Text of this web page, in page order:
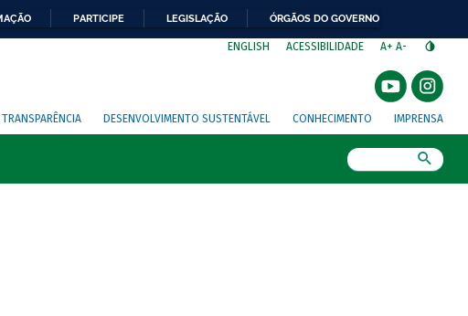
PARTICIPE LEGISLAÇÃO ÓRGÃOS DO GOVERNO
ENGLISH ACESSIBILIDADE A+ A-
TRANSPARÊNCIA DESENVOLVIMENTO SUSTENTÁVEL CONHECIMENTO IMPRENSA